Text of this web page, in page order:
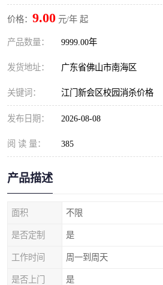
价格： 9.00 元/年 起
产品数量： 9999.00年
发货地址： 广东省佛山市南海区
关键词： 江门新会区校园消杀价格
发布日期： 2026-08-08
阅 读 量： 385
产品描述
面积 不限
是否定制 是
工作时间 周一到周天
是否上门 是